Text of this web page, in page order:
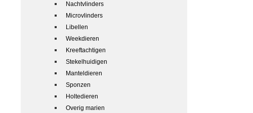
Nachtvlinders
Microvlinders
Libellen
Weekdieren
Kreeftachtigen
Stekelhuidigen
Manteldieren
Sponzen
Holtedieren
Overig marien